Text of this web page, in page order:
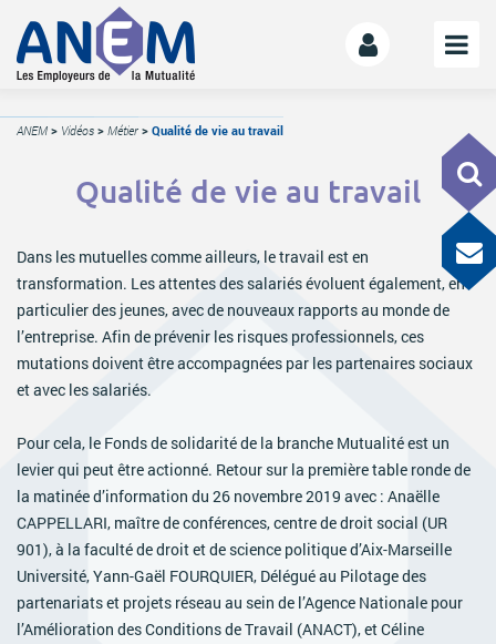
L’ANEM
La gouvernance
La Mutualité
L’ESS
LE MANIFESTE
Les mutuelles donnent des ailes
OFFRE DE SERVICES
ACTIVITÉS PARITAIRES
Les instances paritaires
La convention collective et les accords de branche
Égalité professionnelle entre les femmes et les hommes
ANEM > Vidéos > Métier > Qualité de vie au travail
Qualité de vie au travail
Dans les mutuelles comme ailleurs, le travail est en
transformation. Les attentes des salariés évoluent également, en
particulier des jeunes, avec de nouveaux rapports au monde de
l’entreprise. Afin de prévenir les risques professionnels, ces
mutations doivent être accompagnées par les partenaires sociaux
et avec les salariés.
Pour cela, le Fonds de solidarité de la branche Mutualité est un
levier qui peut être actionné. Retour sur la première table ronde de
la matinée d’information du 26 novembre 2019 avec : Anaëlle
CAPPELLARI, maître de conférences, centre de droit social (UR
901), à la faculté de droit et de science politique d’Aix-Marseille
Université, Yann-Gaël FOURQUIER, Délégué au Pilotage des
partenariats et projets réseau au sein de l’Agence Nationale pour
l’Amélioration des Conditions de Travail (ANACT), et Céline